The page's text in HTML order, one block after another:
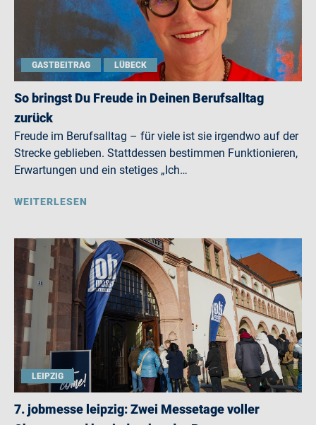
GASTBEITRAG LÜBECK
So bringst Du Freude in Deinen Berufsalltag
zurück
Freude im Berufsalltag – für viele ist sie irgendwo auf der
Strecke geblieben. Stattdessen bestimmen Funktionieren,
Erwartungen und ein stetiges „Ich…
WEITERLESEN
LEIPZIG
7. jobmesse leipzig: Zwei Messetage voller